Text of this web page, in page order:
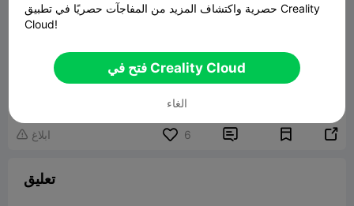
 ابلاغ 6  
تعليق
حصرية واكتشاف المزيد من المفاجآت حصريًا في تطبيق Creality
Cloud!
فتح في Creality Cloud
الغاء